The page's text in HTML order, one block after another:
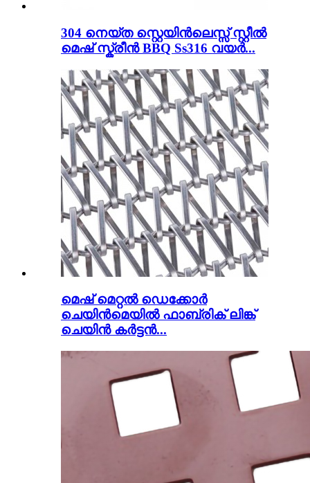
304 നെയ്ത സ്റ്റെയിൻലെസ്സ് സ്റ്റീൽ
മെഷ് സ്ക്രീൻ BBQ Ss316 വയർ...
മെഷ് മെറ്റൽ ഡെക്കോർ
ചെയിൻമെയിൽ ഫാബ്രിക് ലിങ്ക്
ചെയിൻ കർട്ടൻ...